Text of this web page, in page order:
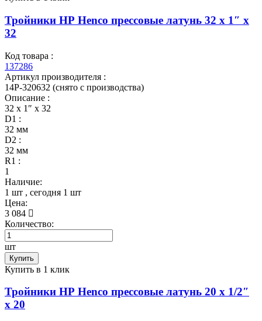
Тройники НР Henco прессовые латунь 32 x 1″ x
32
Код товара :
137286
Артикул производителя :
14P-320632 (снято с производства)
Описание :
32 x 1″ x 32
D1 :
32 мм
D2 :
32 мм
R1 :
1
Наличие:
1 шт , сегодня 1 шт
Цена:
3 084
Количество:
шт
Купить
Купить в 1 клик
Тройники НР Henco прессовые латунь 20 x 1/2″
x 20